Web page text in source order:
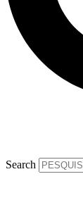
Search